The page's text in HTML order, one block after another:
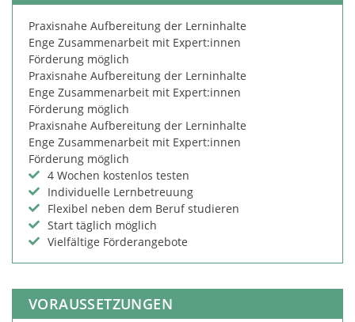
Praxisnahe Aufbereitung der Lerninhalte
Enge Zusammenarbeit mit Expert:innen
Förderung möglich
Praxisnahe Aufbereitung der Lerninhalte
Enge Zusammenarbeit mit Expert:innen
Förderung möglich
Praxisnahe Aufbereitung der Lerninhalte
Enge Zusammenarbeit mit Expert:innen
Förderung möglich
4 Wochen kostenlos testen
Individuelle Lernbetreuung
Flexibel neben dem Beruf studieren
Start täglich möglich
Vielfältige Förderangebote
VORAUSSETZUNGEN